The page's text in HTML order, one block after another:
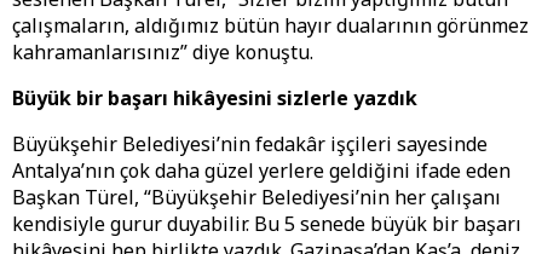
çalışmaların, aldığımız bütün hayır dualarının görünmez
kahramanlarısınız” diye konuştu.
Büyük bir başarı hikâyesini sizlerle yazdık
Büyükşehir Belediyesi’nin fedakâr işçileri sayesinde
Antalya’nın çok daha güzel yerlere geldiğini ifade eden
Başkan Türel, “Büyükşehir Belediyesi’nin her çalışanı
kendisiyle gurur duyabilir. Bu 5 senede büyük bir başarı